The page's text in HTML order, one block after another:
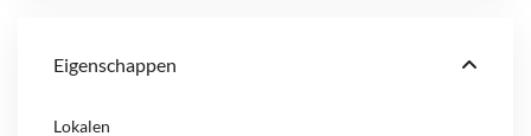
Eigenschappen
Lokalen